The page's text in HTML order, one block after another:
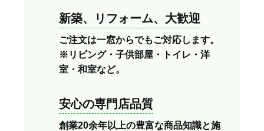
新築、リフォーム、大歓迎
ご注文は一窓からでもご対応します。
※リビング・子供部屋・トイレ・洋
室・和室など。
安心の専門店品質
創業20余年以上の豊富な商品知識と施